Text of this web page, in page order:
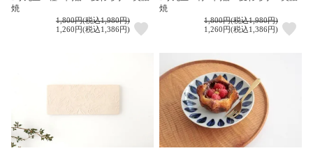
焼
1,800円(税込1,980円)
1,260円(税込1,386円)
焼
1,800円(税込1,980円)
1,260円(税込1,386円)